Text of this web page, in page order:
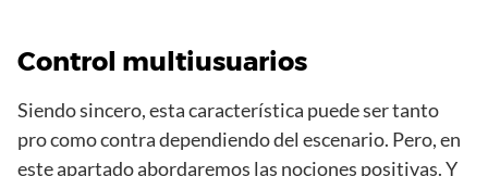
Control multiusuarios
Siendo sincero, esta característica puede ser tanto
pro como contra dependiendo del escenario. Pero, en
este apartado abordaremos las nociones positivas. Y